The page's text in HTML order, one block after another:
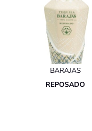
BARAJAS
REPOSADO